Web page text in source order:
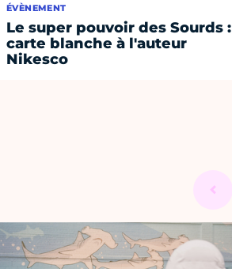
ÉVÈNEMENT
Le super pouvoir des Sourds :
carte blanche à l'auteur
Nikesco